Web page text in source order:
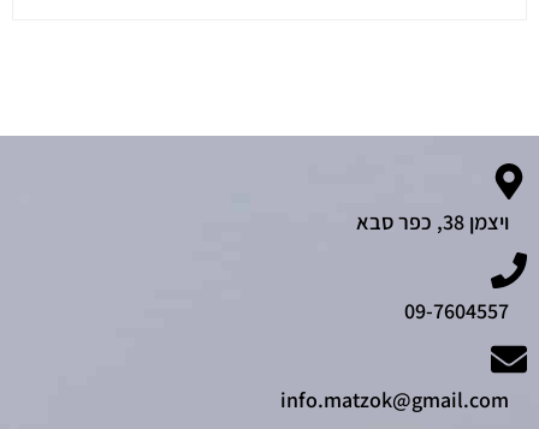
ויצמן 38, כפר סבא
09-7604557
info.matzok@gmail.com